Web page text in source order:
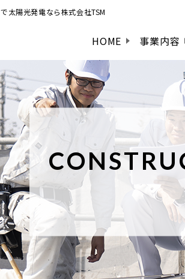
太陽光発電なら株式会社TSM
HOME 事業内容